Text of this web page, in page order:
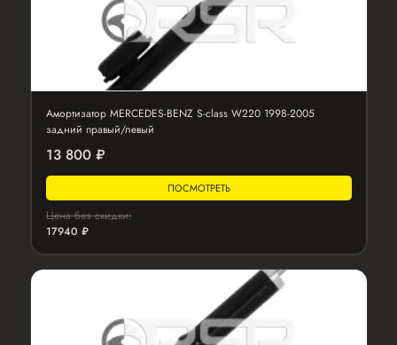
Амортизатор MERCEDES-BENZ S-class W220 1998-2005
задний правый/левый
13 800 ₽
ПОСМОТРЕТЬ
Цена без скидки:
17940 ₽